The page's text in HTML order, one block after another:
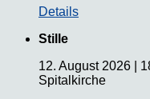
Details
Stille
12. August 2026
Spitalkirche